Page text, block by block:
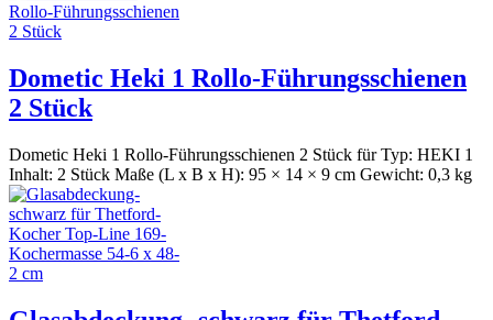
Dometic Heki 1 Rollo-Führungsschienen
2 Stück
Dometic Heki 1 Rollo-Führungsschienen 2 Stück für Typ: HEKI 1
Inhalt: 2 Stück Maße (L x B x H): 95 × 14 × 9 cm Gewicht: 0,3 kg